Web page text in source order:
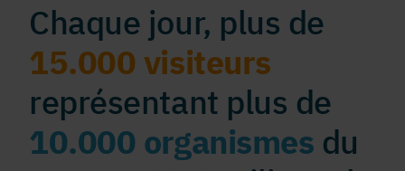
Chaque jour, plus de
15.000 visiteurs
représentant plus de
10.000 organismes du